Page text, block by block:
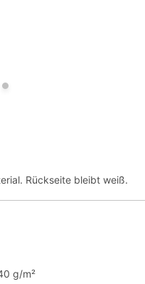
Rückseite bleibt weiß.
g/m²